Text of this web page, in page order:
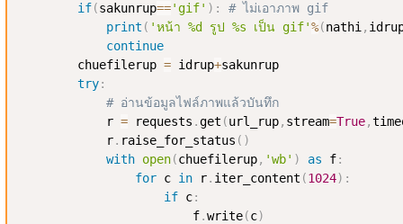
if(sakunrup=='gif' ) :
# ไม่เอาภาพ gif
print ( 'หน้า %d รูป %s เป็น gif'%(nathi ,
continue
        chuefilerup
= idrup+sakunrup
try:
# อ่านข้อมูลไฟล์ภาพแล้วบันทึก
            r
= requests .get (url_rup, stream=True,
            r
. raise_for_status ( )
with open(chuefilerup, 'wb' ) as f:
for c in r. iter_content (1024) :
if c:
                        f
.write(c)